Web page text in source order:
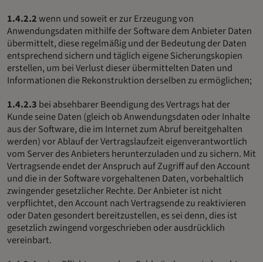
1.4.2.2wenn und soweit er zur Erzeugung von
Anwendungsdaten mithilfe der Software dem Anbieter Daten
übermittelt, diese regelmäßig und der Bedeutung der Daten
entsprechend sichern und täglich eigene Sicherungskopien
erstellen, um bei Verlust dieser übermittelten Daten und
Informationen die Rekonstruktion derselben zu ermöglichen;
1.4.2.3 bei absehbarer Beendigung des Vertrags hat der
Kunde seine Daten (gleich ob Anwendungsdaten oder Inhalte
aus der Software, die im Internet zum Abruf bereitgehalten
werden) vor Ablauf der Vertragslaufzeit eigenverantwortlich
vom Server des Anbieters herunterzuladen und zu sichern. Mit
Vertragsende endet der Anspruch auf Zugriff auf den Account
und die in der Software vorgehaltenen Daten, vorbehaltlich
zwingender gesetzlicher Rechte. Der Anbieter ist nicht
verpflichtet, den Account nach Vertragsende zu reaktivieren
oder Daten gesondert bereitzustellen, es sei denn, dies ist
gesetzlich zwingend vorgeschrieben oder ausdrücklich
vereinbart.